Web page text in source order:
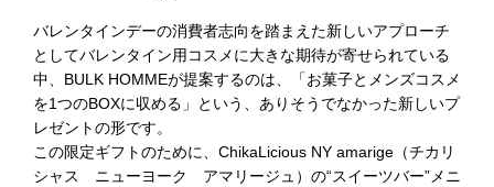
バレンタインデーの消費者志向を踏まえた新しいアプローチ
としてバレンタイン用コスメに大きな期待が寄せられている
中、BULK HOMMEが提案するのは、「お菓子とメンズコスメ
を1つのBOXに収める」という、ありそうでなかった新しいプ
レゼントの形です。
この限定ギフトのために、ChikaLicious NY amarige（チカリ
シャス ニューヨーク アマリージュ）の“スイーツバー”メニ